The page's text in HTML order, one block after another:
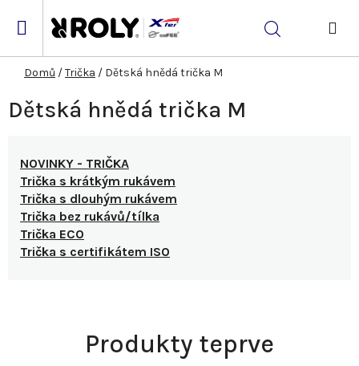
Hledat
Domů /Trička / Dětská hnědá trička M
Dětská hnědá trička M
NOVINKY - TRIČKA
Trička s krátkým rukávem
Trička s dlouhým rukávem
Trička bez rukávů/tílka
Trička ECO
Trička s certifikátem ISO
Produkty teprve